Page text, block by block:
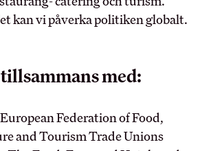
Förhandling
IN ENGLISH
The membership
kan vi påverka politiken globalt.
med:
Federation of Food,
and Tourism Trade Unions